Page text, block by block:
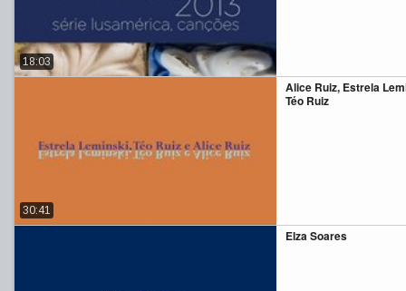
18:03
Alice Ruiz, Estrela
Téo Ruiz
30:41
Elza Soares